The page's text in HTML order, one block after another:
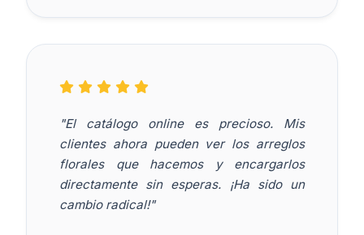
"El catálogo online es precioso. Mis
clientes ahora pueden ver los arreglos
florales que hacemos y encargarlos
directamente sin esperas. ¡Ha sido un
cambio radical!"